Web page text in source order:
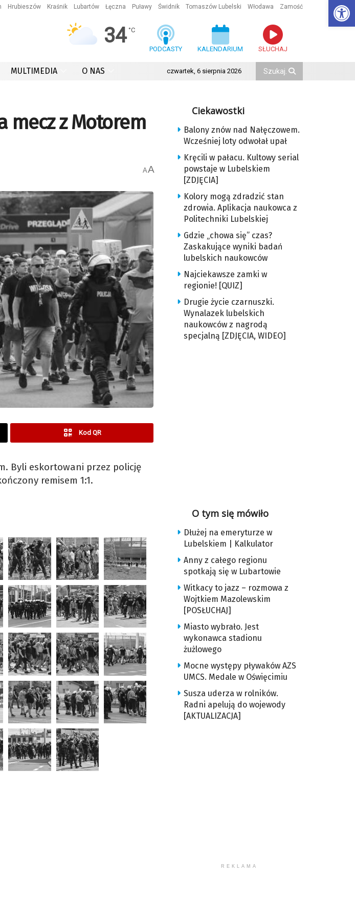
Hrubieszów Kraśnik Lubartów Łęczna Puławy Świdnik Tomaszów Lubelski Włodawa Zamość
34 °C
PODCASTY KALENDARIUM SŁUCHAJ
MULTIMEDIA O NAS czwartek, 6 sierpnia 2026
mecz z Motorem
AA
Kod QR
Byli eskortowani przez policję
remisem 1:1.
Ciekawostki
Balony znów nad Nałęczowem.
Wcześniej loty odwołał upał
Kręcili w pałacu. Kultowy serial
powstaje w Lubelskiem
[ZDJĘCIA]
Kolory mogą zdradzić stan
zdrowia. Aplikacja naukowca z
Politechniki Lubelskiej
Gdzie „chowa się” czas?
Zaskakujące wyniki badań
lubelskich naukowców
Najciekawsze zamki w
regionie! [QUIZ]
Drugie życie czarnuszki.
Wynalazek lubelskich
naukowców z nagrodą
specjalną [ZDJĘCIA, WIDEO]
O tym się mówiło
Dłużej na emeryturze w
Lubelskiem | Kalkulator
Anny z całego regionu
spotkają się w Lubartowie
Witkacy to jazz – rozmowa z
Wojtkiem Mazolewskim
[POSŁUCHAJ]
Miasto wybrało. Jest
wykonawca stadionu
żużlowego
Mocne występy pływaków AZS
UMCS. Medale w Oświęcimiu
Susza uderza w rolników.
Radni apelują do wojewody
[AKTUALIZACJA]
REKLAMA